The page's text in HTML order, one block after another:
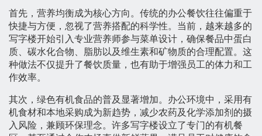
首先，营养均衡成为核心方向。传统的办公餐饮往往偏重于
快捷与方便，忽视了营养搭配的科学性。当前，越来越多的
写字楼开始引入专业营养师参与菜单设计，确保餐品中蛋白
质、碳水化合物、脂肪以及维生素和矿物质的合理配置。这
种做法不仅提升了餐饮质量，也有助于增强员工的体力和工
作效率。
其次，绿色有机食品的普及显著增加。办公环境中，采用有
机食材和本地采购成为新趋势，减少农药及化学添加剂的摄
入风险，兼顾环保理念。许多写字楼设立了专门的有机餐